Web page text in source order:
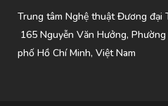
Trung tâm Nghệ thuật Đương đại
165 Nguyễn Văn Hưởng,
phố Hồ Chí Minh, Việt Nam